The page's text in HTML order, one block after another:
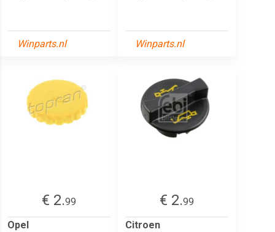
Winparts.nl Winparts.nl
€ 2.99
Opel
€ 2.99
Citroen